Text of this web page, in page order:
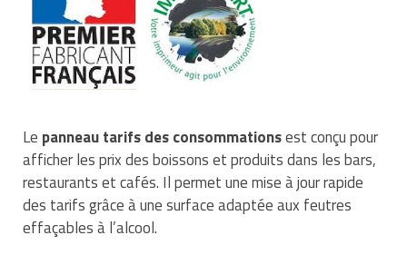
Ustensile cuisine professionnel
Vêtements personnalisés
Traitement de l'air
Traitement des eaux
Transformateur électrique
Tubes et profilés
Tuyau flexible
Tapis de bureau
Tapis et caillebotis
Traitement du linge
Vestiaires et casiers
Equipements de football
Equipements de karting
Equipements pour roller
Equipements pour skateboard
Equipements pour stade et terrain
Pétrin professionnel
Piano de cuisson
Pompes à sauce
Portes commandes restaurant
Présentoir pour restaurant
Le panneau tarifs des consommationsest conçu pour
afficher les prix des boissons et produits dans les bars,
restaurants et cafés. Il permet une mise à jour rapide
des tarifs grâce à une surface adaptée aux feutres
effaçables à l’alcool.